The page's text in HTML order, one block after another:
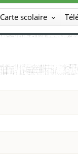
Le Ministre
Le SEESEN
Inspection
Carte scolaire